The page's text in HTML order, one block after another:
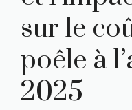
sur le
poêle à
2025